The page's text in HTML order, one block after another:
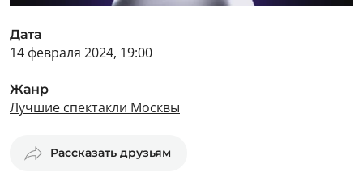
Дата
14 февраля 2024, 19:00
Жанр
Лучшие спектакли Москвы
Рассказать друзьям